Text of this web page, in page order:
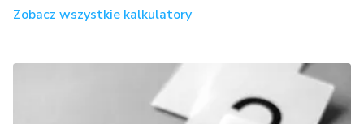
Zobacz wszystkie kalkulatory